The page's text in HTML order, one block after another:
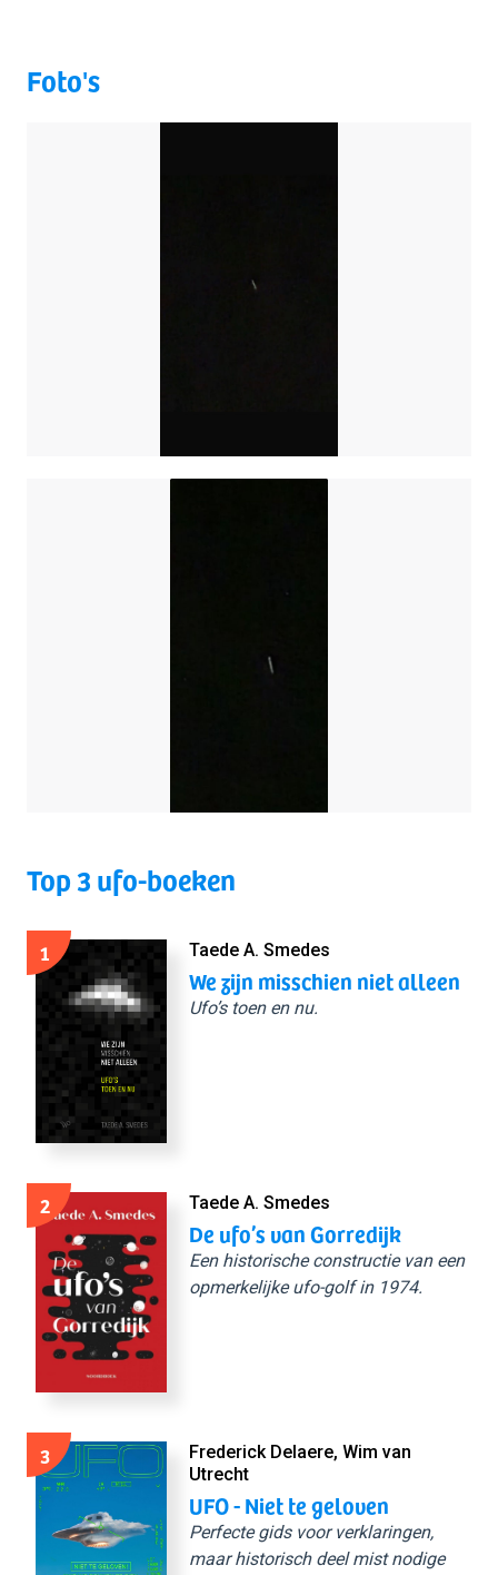
Foto's
Top 3 ufo-boeken
1 Taede A. Smedes
We zijn misschien niet alleen
Ufo’s toen en nu.
2 Taede A. Smedes
De ufo’s van Gorredijk
Een historische constructie van een
opmerkelijke ufo-golf in 1974.
3
Frederick Delaere, Wim van
Utrecht
UFO - Niet te geloven
Perfecte gids voor verklaringen,
maar historisch deel mist nodige